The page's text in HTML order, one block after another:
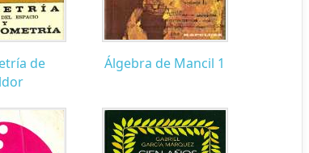
de
Álgebra de Mancil 1